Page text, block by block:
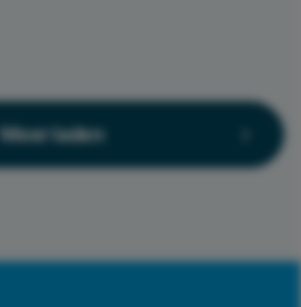
Meer laden